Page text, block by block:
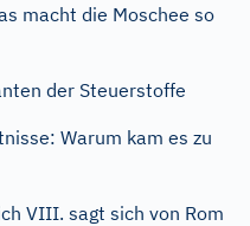
macht die Moschee so
der Steuerstoffe
Warum kam es zu
VIII. sagt sich von Rom